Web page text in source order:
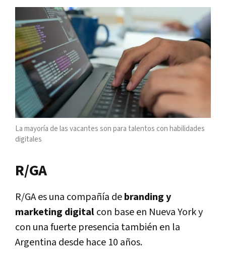
La mayoría de las vacantes son para talentos con habilidades
digitales
R/GA
R/GA es una compañía debranding y
marketing digitalcon base en Nueva York y
con una fuerte presencia también en la
Argentina desde hace 10 años.